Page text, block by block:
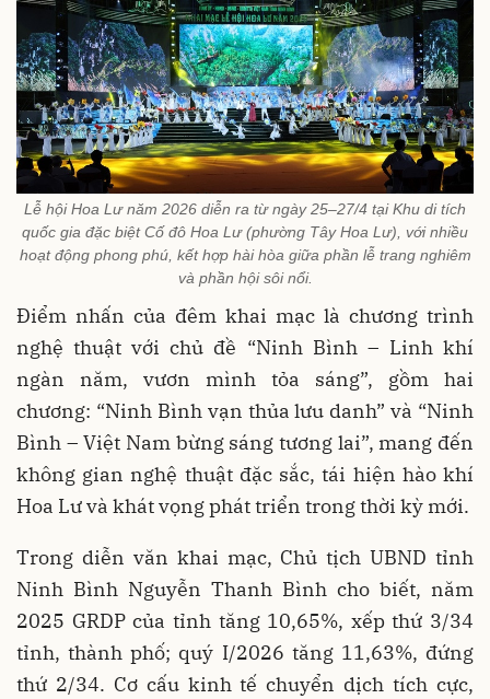
Lễ hội Hoa Lư năm 2026 diễn ra từ ngày 25–27/4 tại Khu di tích
quốc gia đặc biệt Cố đô Hoa Lư (phường Tây Hoa Lư), với nhiều
hoạt động phong phú, kết hợp hài hòa giữa phần lễ trang nghiêm
và phần hội sôi nổi.
Điểm nhấn của đêm khai mạc là chương trình
nghệ thuật với chủ đề “Ninh Bình – Linh khí
ngàn năm, vươn mình tỏa sáng”, gồm hai
chương: “Ninh Bình vạn thủa lưu danh” và “Ninh
Bình – Việt Nam bừng sáng tương lai”, mang đến
không gian nghệ thuật đặc sắc, tái hiện hào khí
Hoa Lư và khát vọng phát triển trong thời kỳ mới.
Trong diễn văn khai mạc, Chủ tịch UBND tỉnh
Ninh Bình Nguyễn Thanh Bình cho biết, năm
2025 GRDP của tỉnh tăng 10,65%, xếp thứ 3/34
tỉnh, thành phố; quý I/2026 tăng 11,63%, đứng
thứ 2/34. Cơ cấu kinh tế chuyển dịch tích cực,